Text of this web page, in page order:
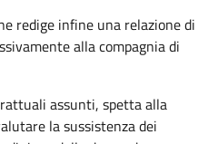
redige infine una relazione di
alla compagnia di
assunti, spetta alla
la sussistenza dei